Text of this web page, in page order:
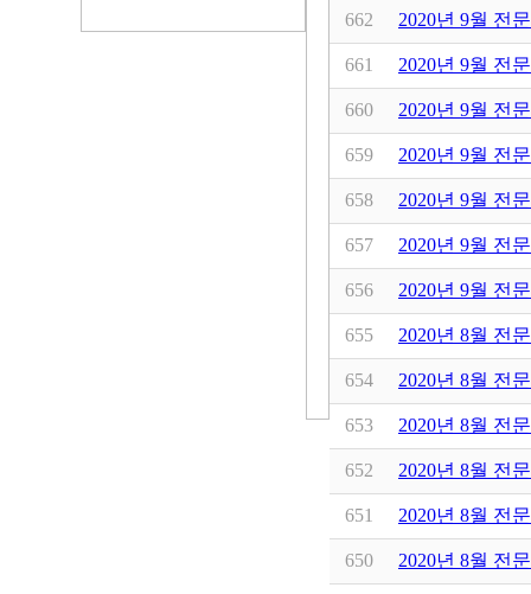
662 2020년 9월 전
661 2020년 9월 전
660 2020년 9월 전
659 2020년 9월 전
658 2020년 9월 전
657 2020년 9월 전
656 2020년 9월 전
655 2020년 8월 전
654 2020년 8월 전
653 2020년 8월 전
652 2020년 8월 전
651 2020년 8월 전
650 2020년 8월 전